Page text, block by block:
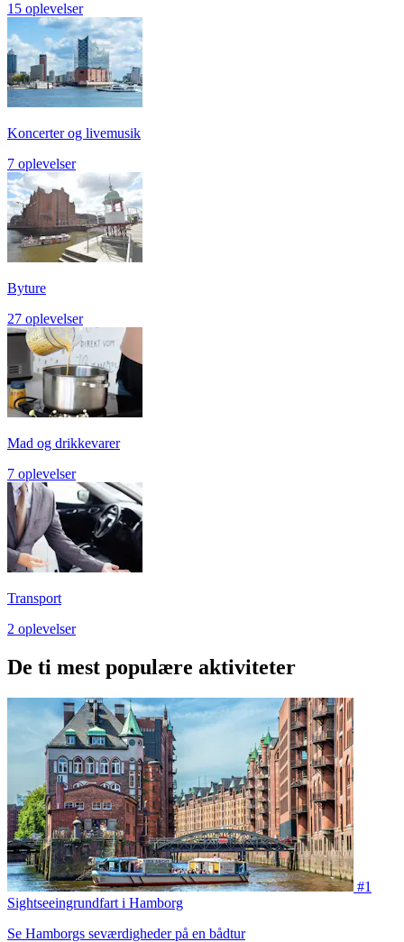
15 oplevelser
Koncerter og livemusik
7 oplevelser
Byture
27 oplevelser
Mad og drikkevarer
7 oplevelser
Transport
2 oplevelser
De ti mest populære aktiviteter
#1
Sightseeingrundfart i Hamborg
Se Hamborgs seværdigheder på en bådtur